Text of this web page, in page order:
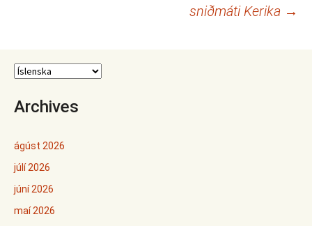
sniðmáti Kerika →
Archives
ágúst 2026
júlí 2026
júní 2026
maí 2026